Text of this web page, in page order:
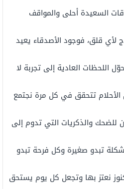
السعيدة أحلى والمواقف
لأي قلق، فوجود الأصدقاء يعيد
اللحظات العادية إلى تجربة لا
الأحلام تتحقق في كل مرة نجتمع
للضحك والذكريات التي تدوم إلى
تبدو صغيرة وكل فرحة تبدو
نعتزبها وتجعل كل يوم يستحق